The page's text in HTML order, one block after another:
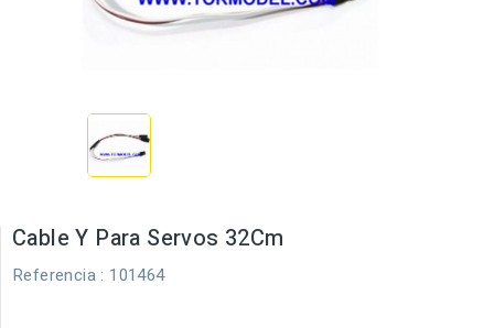
Cable Y Para Servos 32Cm
Referencia : 101464